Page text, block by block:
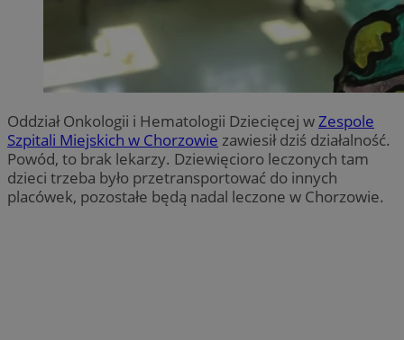
Oddział Onkologii i Hematologii Dziecięcej wZespole
Szpitali Miejskich w Chorzowie zawiesił dziś działalność.
Powód, to brak lekarzy. Dziewięcioro leczonych tam
dzieci trzeba było przetransportować do innych
placówek, pozostałe będą nadal leczone w Chorzowie.